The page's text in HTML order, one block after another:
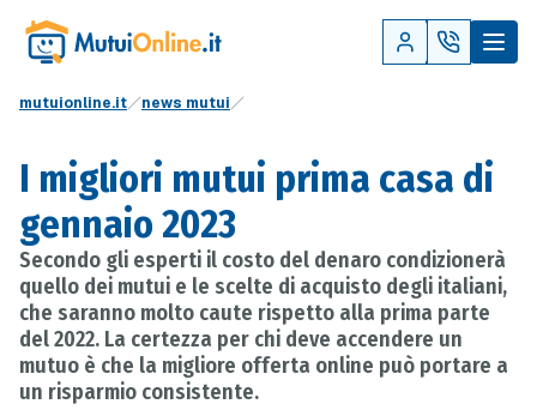
mutuionline.it news mutui
I migliori mutui prima casa di
gennaio 2023
Secondo gli esperti il costo del denaro condizionerà
quello dei mutui e le scelte di acquisto degli italiani,
che saranno molto caute rispetto alla prima parte
del 2022. La certezza per chi deve accendere un
mutuo è che la migliore offerta online può portare a
un risparmio consistente.